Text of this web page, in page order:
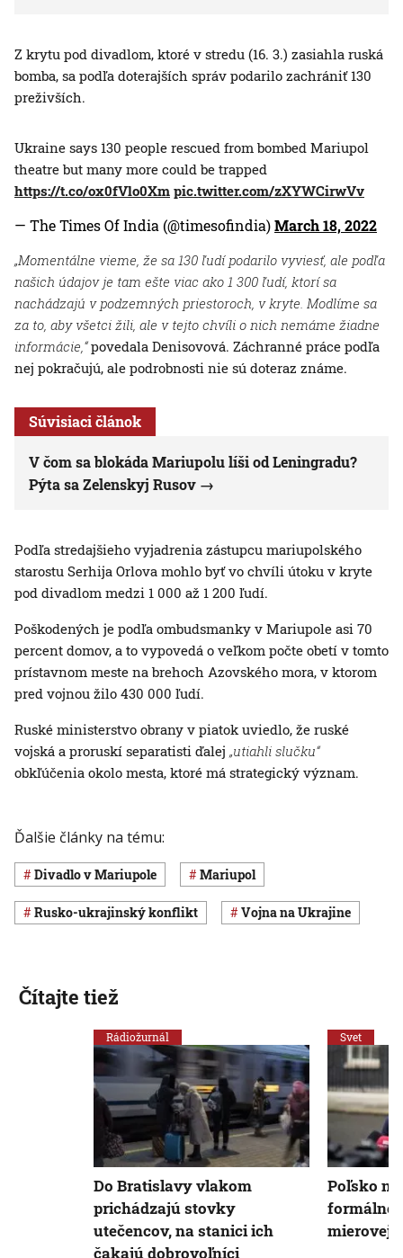
Z krytu pod divadlom, ktoré v stredu (16. 3.) zasiahla ruská
bomba, sa podľa doterajších správ podarilo zachrániť 130
preživších.
Ukraine says 130 people rescued from bombed Mariupol
theatre but many more could be trapped
https://t.co/ox0fVlo0Xm pic.twitter.com/zXYWCirwVv
— The Times Of India (@timesofindia)March 18, 2022
„Momentálne vieme, že sa 130 ľudí podarilo vyviesť, ale podľa
našich údajov je tam ešte viac ako 1 300 ľudí, ktorí sa
nachádzajú v podzemných priestoroch, v kryte. Modlíme sa
za to, aby všetci žili, ale v tejto chvíli o nich nemáme žiadne
informácie,“povedala Denisovová. Záchranné práce podľa
nej pokračujú, ale podrobnosti nie sú doteraz známe.
Súvisiaci článok
V čom sa blokáda Mariupolu líši od Leningradu?
Pýta sa Zelenskyj Rusov
Podľa stredajšieho vyjadrenia zástupcu mariupolského
starostu Serhija Orlova mohlo byť vo chvíli útoku v kryte
pod divadlom medzi 1 000 až 1 200 ľudí.
Poškodených je podľa ombudsmanky v Mariupole asi 70
percent domov, a to vypovedá o veľkom počte obetí v tomto
prístavnom meste na brehoch Azovského mora, v ktorom
pred vojnou žilo 430 000 ľudí.
Ruské ministerstvo obrany v piatok uviedlo, že ruské
vojská a proruskí separatisti ďalej „utiahli slučku“
obkľúčenia okolo mesta, ktoré má strategický význam.
Ďalšie články na tému:
divadlo v Mariupole Mariupol
rusko-ukrajinský konflikt vojna na Ukrajine
Čítajte tiež
Rádiožurnál
Do Bratislavy vlakom
prichádzajú stovky
utečencov, na stanici ich
čakajú dobrovoľníci
Svet
Poľsko
formálne
mierovej